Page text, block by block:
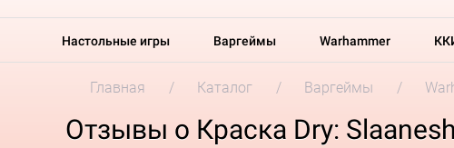
Настольные игры Варгеймы Warhammer
Главная Каталог Варгеймы
Отзывы о Краска Dry: